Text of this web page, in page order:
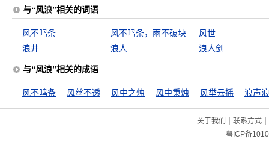
与“风浪”相关的词语
风不鸣条 风不鸣条，雨不破块
风世
浪井
浪人 浪人剑
与“风浪”相关的成语
风不鸣条 风丝不透 风中之烛 风中秉烛 风举云摇 浪声
关于我们 | 联系方式|
粤ICP备